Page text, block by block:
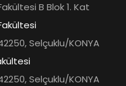
B Blok 1. Kat
Selçuklu/KONYA
Selçuklu/KONYA